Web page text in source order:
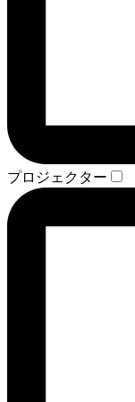
プロジェクター